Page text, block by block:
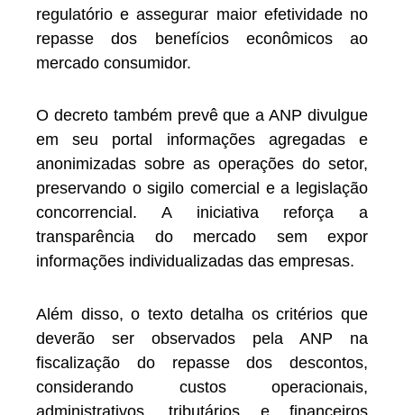
regulatório e assegurar maior efetividade no
repasse dos benefícios econômicos ao
mercado consumidor.
O decreto também prevê que a ANP divulgue
em seu portal informações agregadas e
anonimizadas sobre as operações do setor,
preservando o sigilo comercial e a legislação
concorrencial. A iniciativa reforça a
transparência do mercado sem expor
informações individualizadas das empresas.
Além disso, o texto detalha os critérios que
deverão ser observados pela ANP na
fiscalização do repasse dos descontos,
considerando custos operacionais,
administrativos, tributários e financeiros